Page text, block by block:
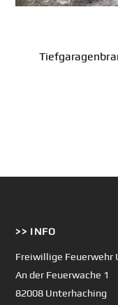
>> INFO
Freiwillige Feuerwehr
An der Feuerwache 1
82008 Unterhaching